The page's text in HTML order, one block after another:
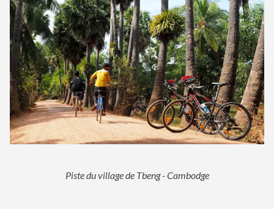
Piste du village de Tbeng - Cambodge